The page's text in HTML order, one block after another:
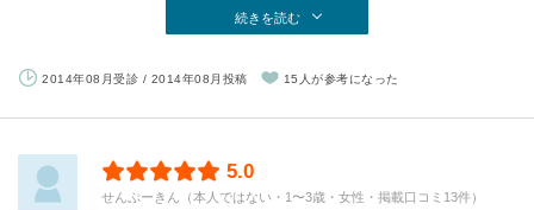
続きを読む
2014年08月受診 / 2014年08月投稿 15人が参考になった
5.0
せんぷーきん（本人ではない・1〜3歳・女性・掲載口コミ13件）